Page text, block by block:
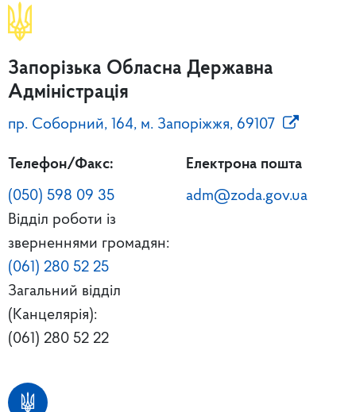
Запорізька Обласна Державна
Адміністрація
пр. Соборний, 164, м. Запоріжжя, 69107
Телефон/Факс:
(050) 598 09 35
Відділ роботи із
зверненнями громадян:
(061) 280 52 25
Загальний відділ
(Канцелярія):
(061) 280 52 22
Електрона пошта
adm@zoda.gov.ua